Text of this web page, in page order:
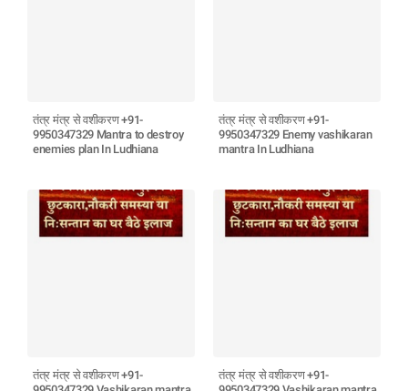
तंत्र मंत्र से वशीकरण +91-
9950347329 Mantra to destroy
enemies plan In Ludhiana
तंत्र मंत्र से वशीकरण +91-
9950347329 Enemy vashikaran
mantra In Ludhiana
तंत्र मंत्र से वशीकरण +91-
तंत्र मंत्र से वशीकरण +91-